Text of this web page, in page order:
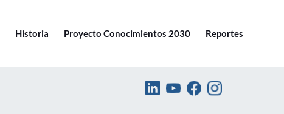
Historia Proyecto Conocimientos 2030 Reportes